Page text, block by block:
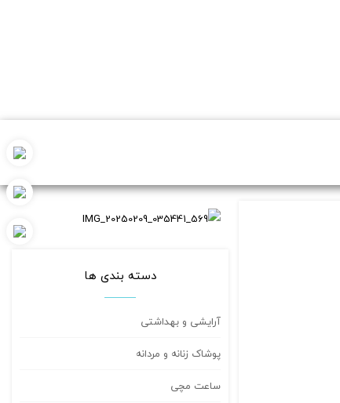
دسته بندی ها
آرایشی و بهداشتی
پوشاک زنانه و مردانه
ساعت مچی